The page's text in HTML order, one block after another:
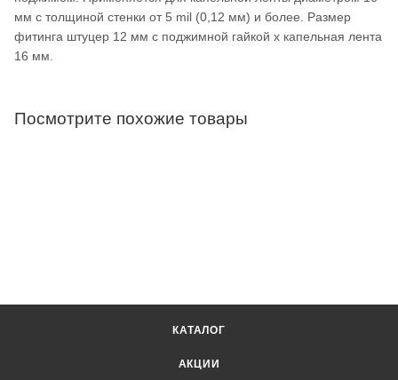
мм с толщиной стенки от 5 mil (0,12 мм) и более. Размер
фитинга штуцер 12 мм с поджимной гайкой x капельная лента
16 мм.
Посмотрите похожие товары
КАТАЛОГ
АКЦИИ